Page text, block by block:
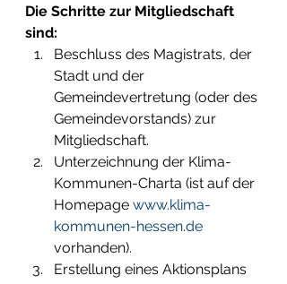
Die Schritte zur Mitgliedschaft
sind:
Beschluss des Magistrats, der
Stadt und der
Gemeindevertretung (oder des
Gemeindevorstands) zur
Mitgliedschaft.
Unterzeichnung der Klima-
Kommunen-Charta (ist auf der
Homepage www.klima-
kommunen-hessen.de
vorhanden).
Erstellung eines Aktionsplans